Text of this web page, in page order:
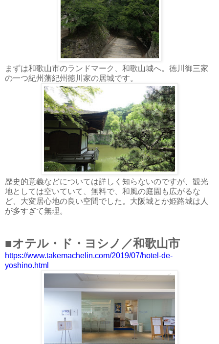
まずは和歌山市のランドマーク、和歌山城へ。徳川御三家
の一つ紀州藩紀州徳川家の居城です。
歴史的意義などについては詳しく知らないのですが、観光
地としては空いていて、無料で、和風の庭園も広がるな
ど、大変居心地の良い空間でした。大阪城とか姫路城は人
が多すぎて無理。
■オテル・ド・ヨシノ／和歌山市
https://www.takemachelin.com/2019/07/hotel-de-
yoshino.html